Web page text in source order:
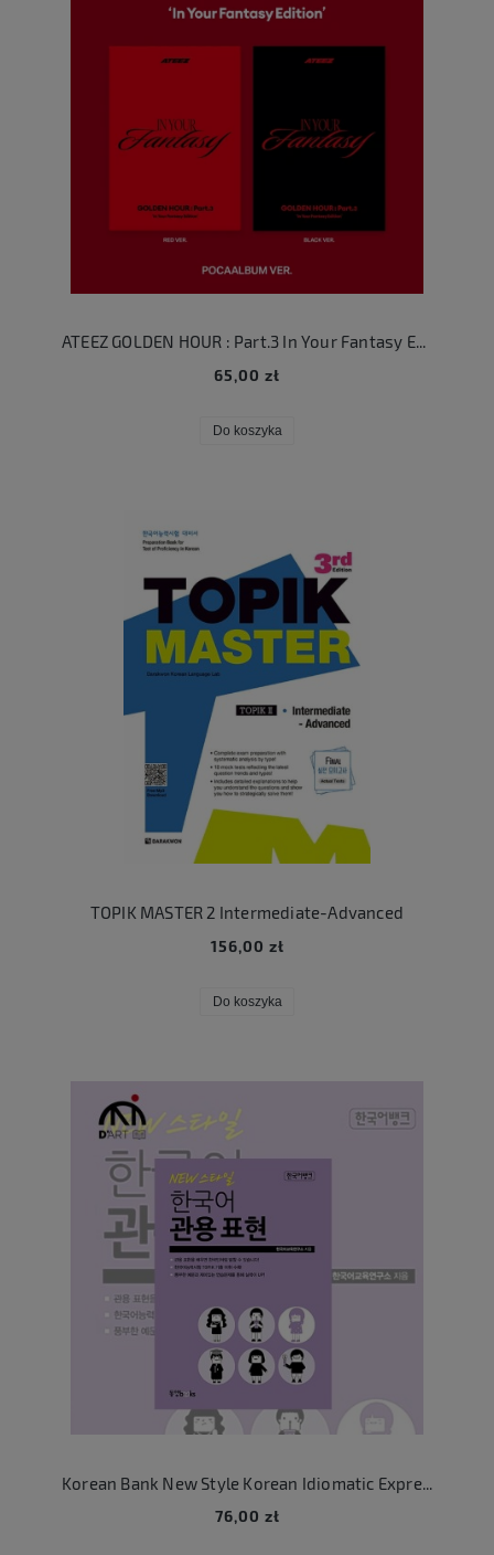
ATEEZ GOLDEN HOUR : Part.3 In Your Fantasy Edition Pocaalbum ver.
65,00 zł
Do koszyka
TOPIK MASTER 2 Intermediate-Advanced
156,00 zł
Do koszyka
Korean Bank New Style Korean Idiomatic Expression
76,00 zł